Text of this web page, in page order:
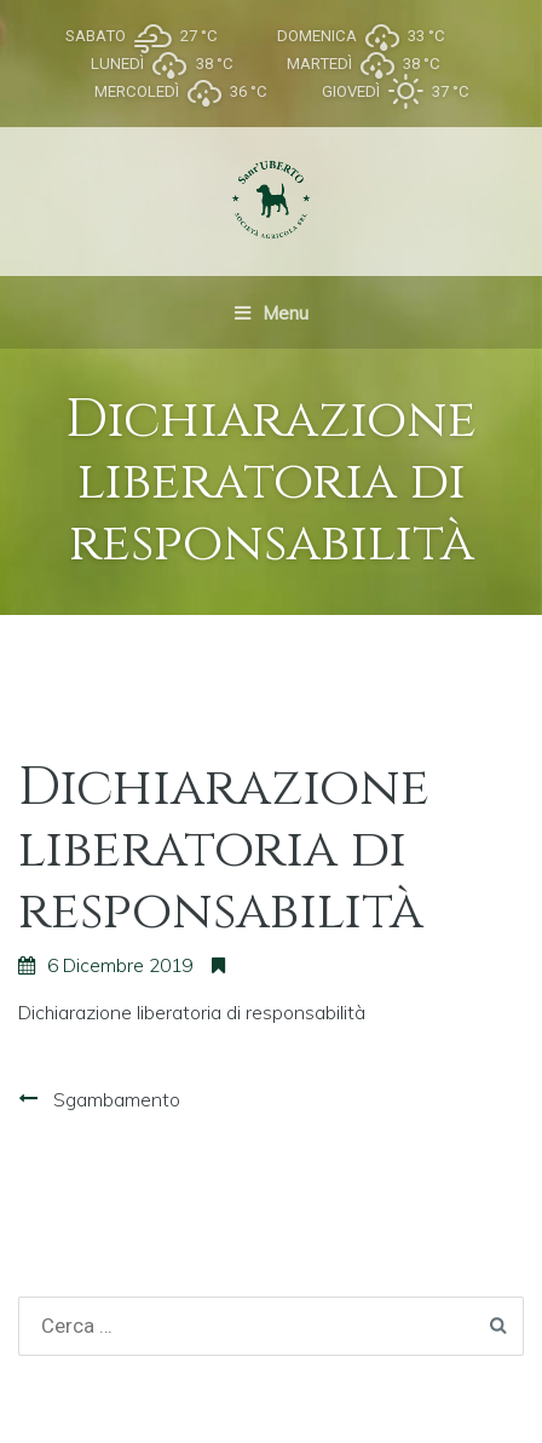
SABATO 27 °C DOMENICA 33 °C
LUNEDÌ
38 °C MARTEDÌ 38 °C
MERCOLEDÌ
36 °C GIOVEDÌ 37 °C
Menu
Dichiarazione
liberatoria di
responsabilità
Dichiarazione
liberatoria di
responsabilità
6 Dicembre 2019
Dichiarazione liberatoria di responsabilità
Navigazione
Sgambamento